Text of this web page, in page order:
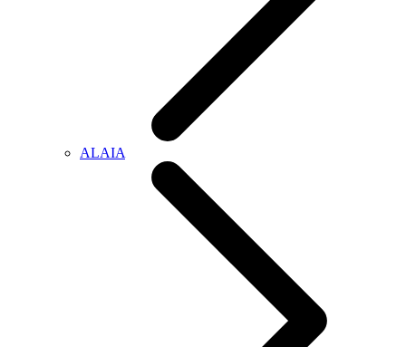
ALAIA